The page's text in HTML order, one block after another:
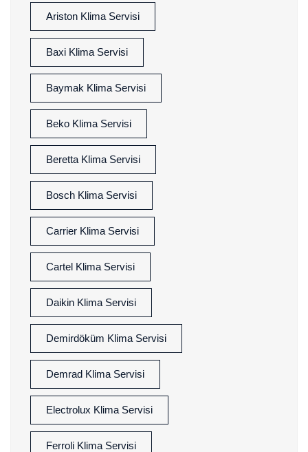
Ariston Klima Servisi
Baxi Klima Servisi
Baymak Klima Servisi
Beko Klima Servisi
Beretta Klima Servisi
Bosch Klima Servisi
Carrier Klima Servisi
Cartel Klima Servisi
Daikin Klima Servisi
Demirdöküm Klima Servisi
Demrad Klima Servisi
Electrolux Klima Servisi
Ferroli Klima Servisi